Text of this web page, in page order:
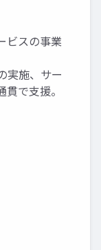
ビスの事業
実施、サー
で支援。